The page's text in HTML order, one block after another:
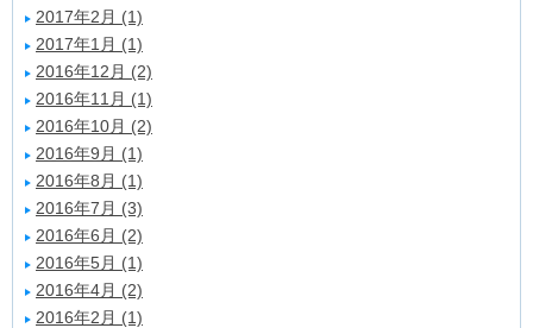
2017年2月 (1)
2017年1月 (1)
2016年12月 (2)
2016年11月 (1)
2016年10月 (2)
2016年9月 (1)
2016年8月 (1)
2016年7月 (3)
2016年6月 (2)
2016年5月 (1)
2016年4月 (2)
2016年2月 (1)